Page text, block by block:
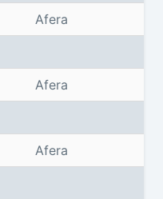
Afera
Afera
Afera